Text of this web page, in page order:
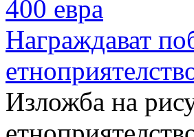
Награждават
Изложба на